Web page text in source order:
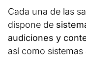
Cada una de las
dispone de
audiciones y
así como